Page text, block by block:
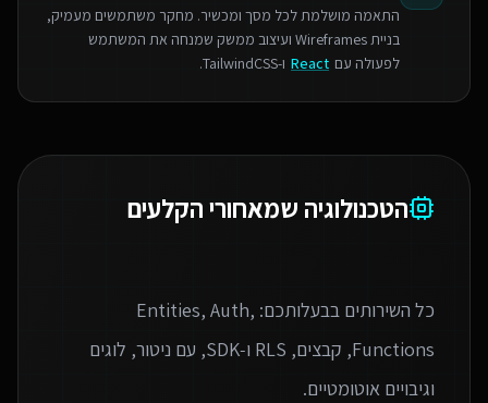
התאמה מושלמת לכל מסך ומכשיר. מחקר משתמשים מעמיק,
בניית Wireframes ועיצוב ממשק שמנחה את המשתמש
לפעולה עם React ו-TailwindCSS.
הטכנולוגיה שמאחורי הקלעים
כל השירותים בבעלותכם: Entities, Auth,
Functions, קבצים, RLS ו‑SDK, עם ניטור, לוגים